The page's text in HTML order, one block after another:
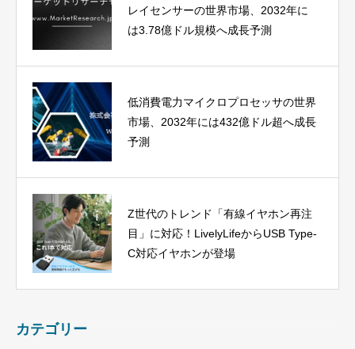
レイセンサーの世界市場、2032年に
は3.78億ドル規模へ成長予測
低消費電力マイクロプロセッサの世界
市場、2032年には432億ドル超へ成長
予測
Z世代のトレンド「有線イヤホン再注
目」に対応！LivelyLifeからUSB Type-
C対応イヤホンが登場
カテゴリー